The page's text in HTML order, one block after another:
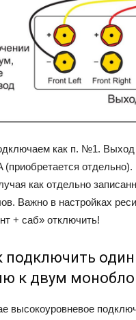
как п. №1.
(приобретается
как отдельно
Важно в настройках
+ саб» отключить!
подключить
к двум
высокоуровневое